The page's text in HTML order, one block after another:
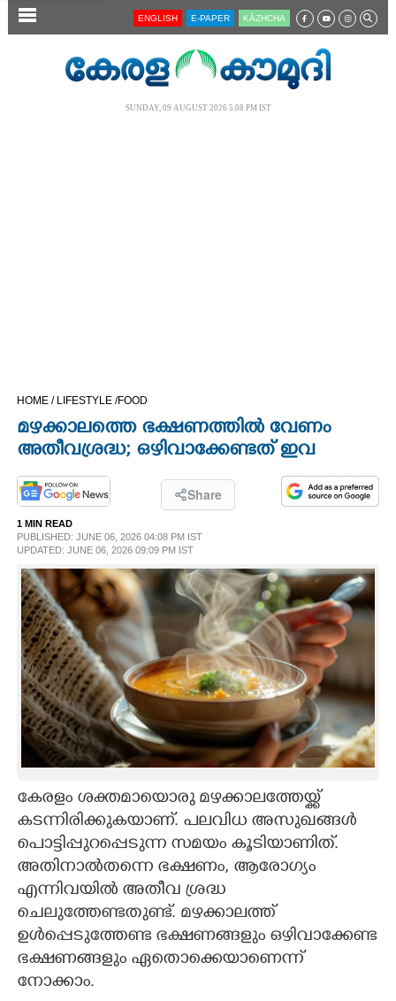
SECTIONS
SPIRITUAL
INFO+
ART
ASTRO
CARTOONS
LITERATURE
ZOOM
CONTACT US
ENGLISH E-PAPER KĀZHCHA
SUNDAY, 09 AUGUST 2026 5.08 PM IST
HOME / LIFESTYLE /FOOD
മഴക്കാലത്തെ ഭക്ഷണത്തിൽ വേണം
അതീവശ്രദ്ധ; ഒഴിവാക്കേണ്ടത് ഇവ
Share
1 MIN READ
PUBLISHED: JUNE 06, 2026 04:08 PM IST
UPDATED: JUNE 06, 2026 09:09 PM IST
കേരളം ശക്തമായൊരു മഴക്കാലത്തേയ്ക്ക്
കടന്നിരിക്കുകയാണ്. പലവിധ അസുഖങ്ങൾ
പൊട്ടിപ്പുറപ്പെടുന്ന സമയം കൂടിയാണിത്.
അതിനാൽതന്നെ ഭക്ഷണം, ആരോഗ്യം
എന്നിവയിൽ അതീവ ശ്രദ്ധ
ചെലുത്തേണ്ടതുണ്ട്. മഴക്കാലത്ത്
ഉൾപ്പെടുത്തേണ്ട ഭക്ഷണങ്ങളും ഒഴിവാക്കേണ്ട
ഭക്ഷണങ്ങളും ഏതൊക്കെയാണെന്ന്
നോക്കാം.